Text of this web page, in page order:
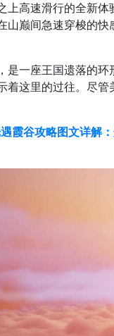
上高速滑行的全新体
山巅间急速穿梭的快
是一座王国遗落的环
着这里的过往。尽管
霞谷攻略图文详解